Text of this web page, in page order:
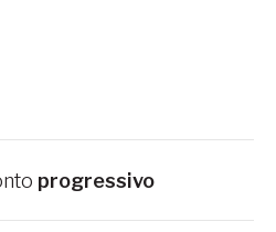
progressivo